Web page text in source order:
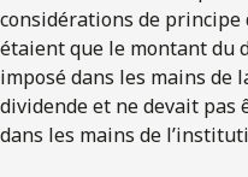
considérations de principe
étaient que le montant du
imposé dans les mains de
dividende et ne devait pas
dans les mains de